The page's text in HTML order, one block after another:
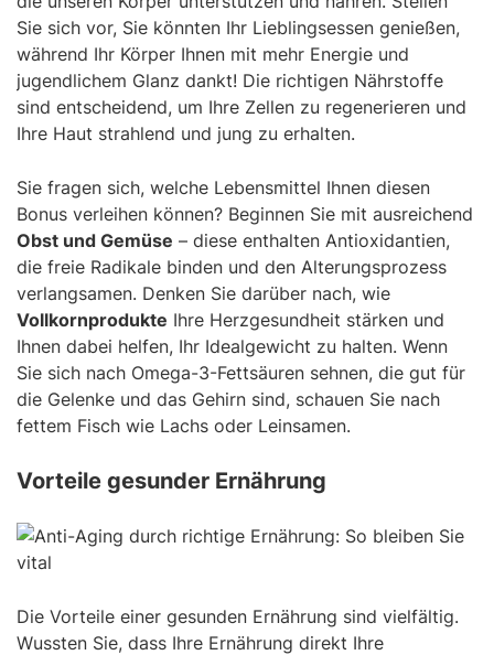
Sie sich vor, Sie könnten Ihr Lieblingsessen genießen,
während Ihr Körper Ihnen mit mehr Energie und
jugendlichem Glanz dankt! Die richtigen Nährstoffe
sind entscheidend, um Ihre Zellen zu regenerieren und
Ihre Haut strahlend und jung zu erhalten.
Sie fragen sich, welche Lebensmittel Ihnen diesen
Bonus verleihen können? Beginnen Sie mit ausreichend
Obst und Gemüse – diese enthalten Antioxidantien,
die freie Radikale binden und den Alterungsprozess
verlangsamen. Denken Sie darüber nach, wie
Vollkornprodukte Ihre Herzgesundheit stärken und
Ihnen dabei helfen, Ihr Idealgewicht zu halten. Wenn
Sie sich nach Omega-3-Fettsäuren sehnen, die gut für
die Gelenke und das Gehirn sind, schauen Sie nach
fettem Fisch wie Lachs oder Leinsamen.
Vorteile gesunder Ernährung
Die Vorteile einer gesunden Ernährung sind vielfältig.
Wussten Sie, dass Ihre Ernährung direkt Ihre